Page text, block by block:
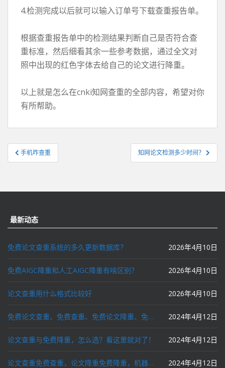
4.检测完成以后就可以输入订单号下载查重报告单。
根据查重报告单中的检测结果判断自己是否符合查
重标准，然后细看其余一些参考数据，通过全文对
照中出现的红色字体去给自己的论文进行降重。
以上就是怎么在cnki知网查重的全部内容，希望对你
有所帮助。
文
章
航
手机咋查重 知网论文检测多少时间？
最新动态
免费论文查重系统的多久更新数据库？ 2026年4月10日
免费AIGC降重和人工AIGC降重有啥区别？ 2026年4月10日
论文查重用什么格式比较好 2026年4月10日
免费论文查重、免费查重、免费论文降重、免费降重、智能降重、一键降重、降低AIGC写作率、AI写论文，这些名词你了解吗？ 2024年4月12日
论文查重与免费降重，怎么选？看这里就对了！ 2024年4月12日
论文查重免费查重，论文降重免费降重，机器降重，人工降重，降低AIGC写作率，ai写论文，都要选论文狗和paperdog以及文思慧达！ 2024年4月12日